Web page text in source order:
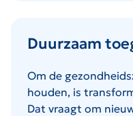
Duurzaam
Om de
houden, is
Dat vraagt om